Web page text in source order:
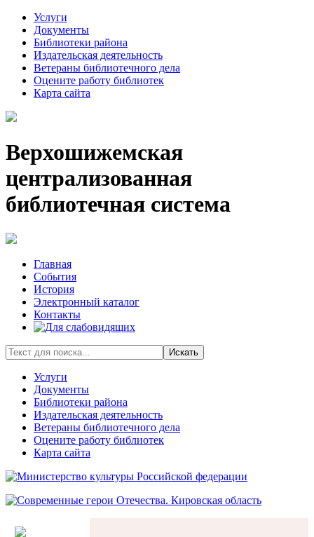
Услуги
Документы
Библиотеки района
Издательская деятельность
Ветераны библиотечного дела
Оцените работу библиотек
Карта сайта
Верхошижемская
централизованная
библиотечная система
Главная
События
История
Электронный каталог
Контакты
Искать
Услуги
Документы
Библиотеки района
Издательская деятельность
Ветераны библиотечного дела
Оцените работу библиотек
Карта сайта